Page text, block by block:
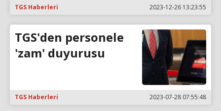
TGS Haberleri 2023-12-26 13:23:55
TGS'den personele
'zam' duyurusu
TGS Haberleri 2023-07-28 07:55:48